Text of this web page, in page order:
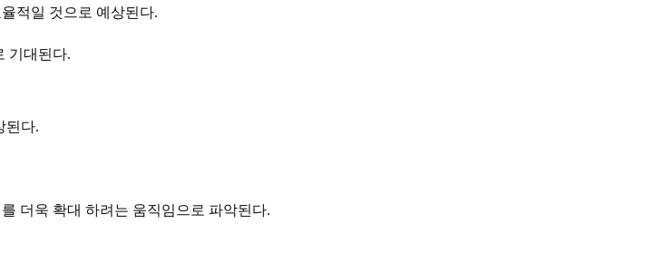
적일 것으로 예상된다.
기대된다.
된다.
더욱 확대 하려는 움직임으로 파악된다.